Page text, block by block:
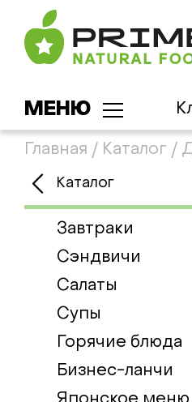
МЕНЮ
Главная / Каталог /
Каталог
Завтраки
Сэндвичи
Салаты
Супы
Горячие блюда
Бизнес-ланчи